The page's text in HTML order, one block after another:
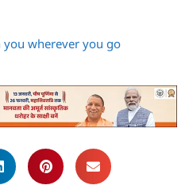
you wherever you go